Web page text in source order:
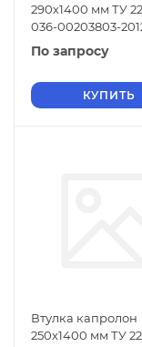
290х1400 мм ТУ
036-00203803-
По запросу
КУПИТЬ
Втулка капролон
250х1400 мм ТУ